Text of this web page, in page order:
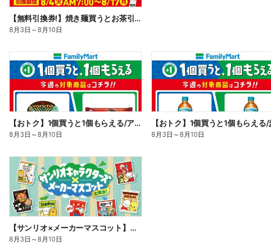
【無料引換券!】焼き麺買うとお茶引換券貰える!
8月3日 ～8月10日
【おトク】1個買うと1個もらえる/アイス
8月3日 ～8月10日
【おトク】1個買うと1個もらえる
8月3日 ～8月10日
【サンリオ×メーカーマスコット】オリジナルグッズ貰える!
8月3日 ～8月10日